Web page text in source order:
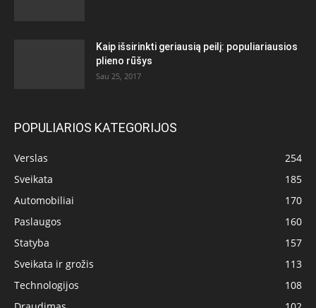
Kaip išsirinkti geriausią peilį: populiariausios
plieno rūšys
Sau 25, 2017
POPULIARIOS KATEGORIJOS
Verslas
254
Sveikata
185
Automobiliai
170
Paslaugos
160
Statyba
157
Sveikata ir grožis
113
Technologijos
108